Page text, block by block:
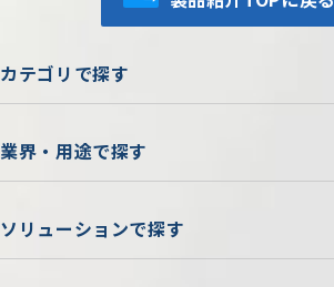
カテゴリで探す
業界・用途で探す
ソリューションで探す